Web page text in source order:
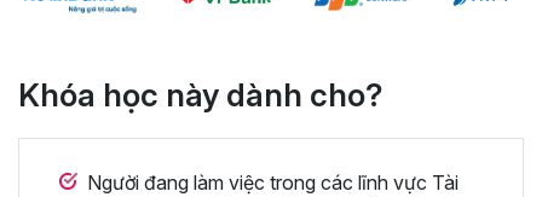
Khóa học này dành cho?
Người đang làm việc trong các lĩnh vực Tài